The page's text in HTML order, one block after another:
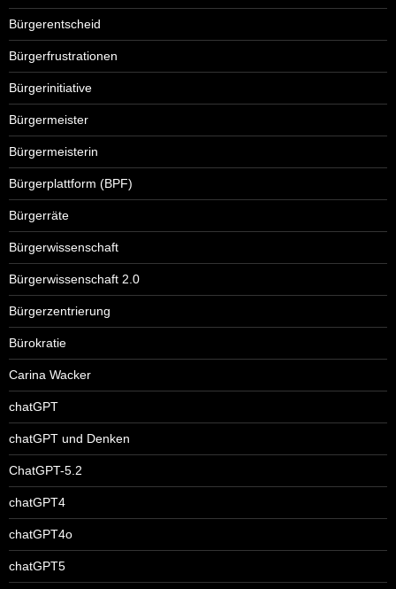
Bürgerentscheid
Bürgerfrustrationen
Bürgerinitiative
Bürgermeister
Bürgermeisterin
Bürgerplattform (BPF)
Bürgerräte
Bürgerwissenschaft
Bürgerwissenschaft 2.0
Bürgerzentrierung
Bürokratie
Carina Wacker
chatGPT
chatGPT und Denken
ChatGPT-5.2
chatGPT4
chatGPT4o
chatGPT5